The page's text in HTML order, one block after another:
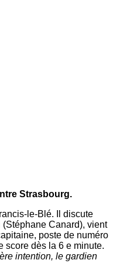
Strasbourg.
le-Blé. Il discute
Canard), vient
poste de numéro
score dès la 6 e minute.
intention, le gardien